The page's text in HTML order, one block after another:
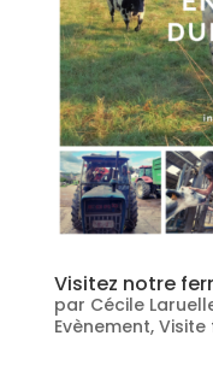
Visitez notre
par Cécile
Evènement, Visite